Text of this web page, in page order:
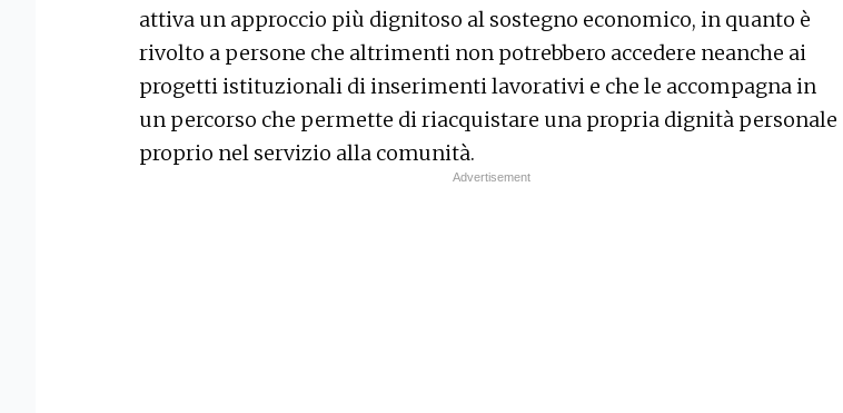
attiva un approccio più dignitoso al sostegno economico, in quanto è
rivolto a persone che altrimenti non potrebbero accedere neanche ai
progetti istituzionali di inserimenti lavorativi e che le accompagna in
un percorso che permette di riacquistare una propria dignità personale
proprio nel servizio alla comunità.